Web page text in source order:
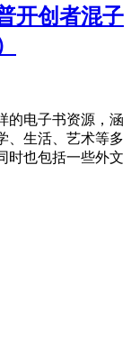
开创者混子
的电子书资源，涵
、生活、艺术等多
时也包括一些外文